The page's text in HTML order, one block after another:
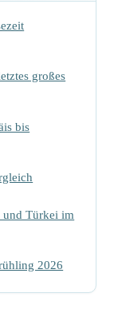
großes
bis
und Türkei im
2026